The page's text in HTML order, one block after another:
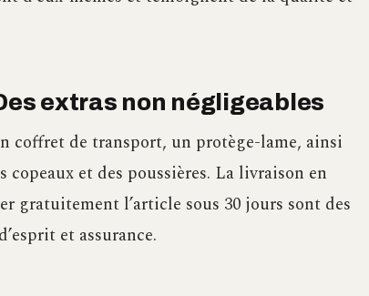
extras non négligeables
coffret de transport, un protège-lame, ainsi
et des poussières. La livraison en
gratuitement l’article sous 30 jours sont des
et assurance.